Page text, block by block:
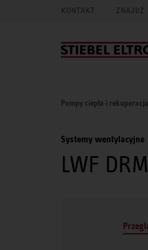
KONTAKT ZNAJDŹ
Pompy ciepła i rekuperacja
Systemy wentylacyjne
LWF